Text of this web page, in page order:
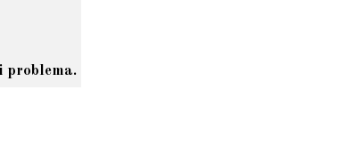
problema.